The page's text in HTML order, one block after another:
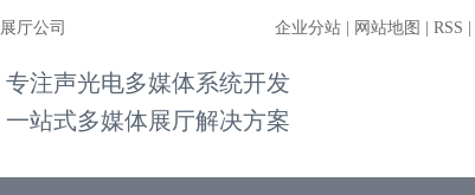
展厅公司 企业分站 网站地图 RSS
专注声光电多媒体系统开发
一站式多媒体展厅解决方案